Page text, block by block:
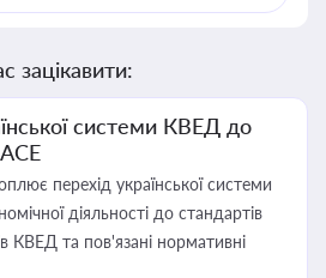
зацікавити:
системи КВЕД до
перехід української системи
діяльності до стандартів
КВЕД та пов'язані нормативні